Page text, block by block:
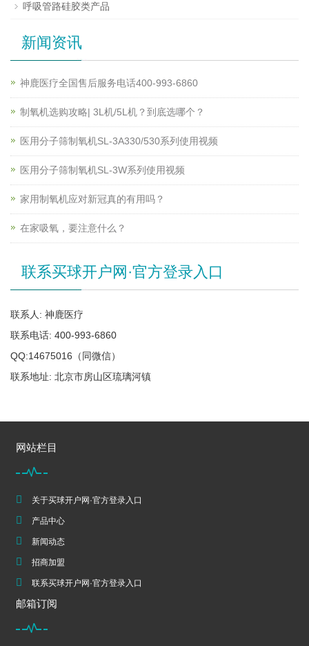
呼吸管路硅胶类产品
新闻资讯
神鹿医疗全国售后服务电话400-993-6860
制氧机选购攻略| 3L机/5L机？到底选哪个？
医用分子筛制氧机SL-3A330/530系列使用视频
医用分子筛制氧机SL-3W系列使用视频
家用制氧机应对新冠真的有用吗？
在家吸氧，要注意什么？
联系买球开户网·官方登录入口
联系人: 神鹿医疗
联系电话: 400-993-6860
QQ:14675016（同微信）
联系地址: 北京市房山区琉璃河镇
网站栏目
关于买球开户网·官方登录入口
产品中心
新闻动态
招商加盟
联系买球开户网·官方登录入口
邮箱订阅